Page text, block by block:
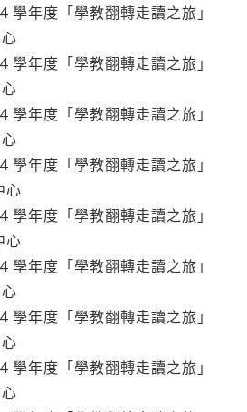
學年度「學教翻轉走讀之旅」
學年度「學教翻轉走讀之旅」
學年度「學教翻轉走讀之旅」
學年度「學教翻轉走讀之旅」
心
學年度「學教翻轉走讀之旅」
心
學年度「學教翻轉走讀之旅」
學年度「學教翻轉走讀之旅」
學年度「學教翻轉走讀之旅」